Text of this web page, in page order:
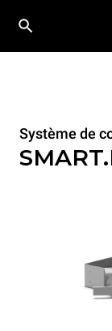
Système de